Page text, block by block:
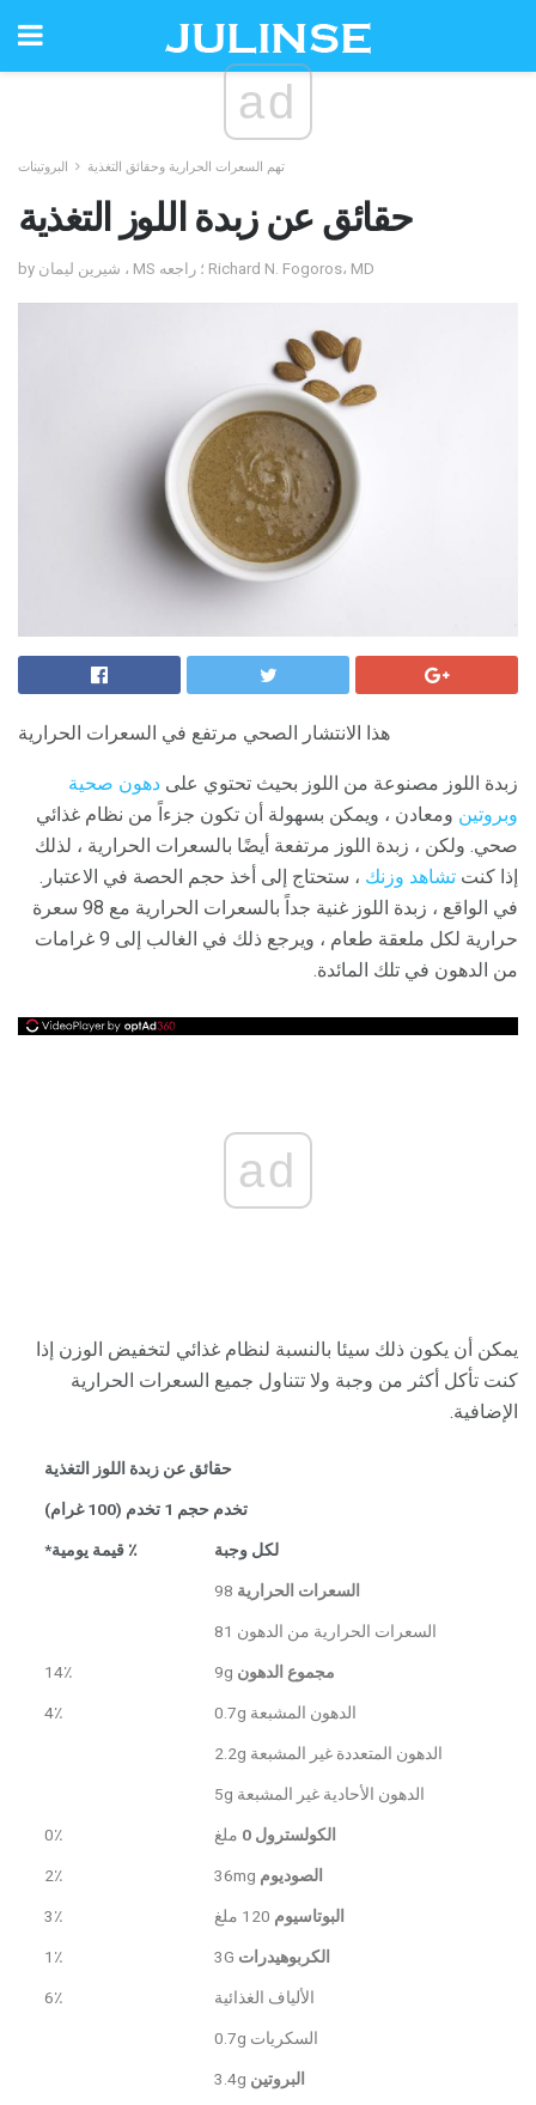
ad
تهم السعرات الحرارية وحقائق التغذية البروتينات
حقائق عن زبدة اللوز التغذية
by شيرين ليمان ، MS ؛ راجعه Richard N. Fogoros، MD
هذا الانتشار الصحي مرتفع في السعرات الحرارية
زبدة اللوز مصنوعة من اللوز بحيث تحتوي على دهون صحية
وبروتين ومعادن ، ويمكن بسهولة أن تكون جزءاً من نظام غذائي
صحي. ولكن ، زبدة اللوز مرتفعة أيضًا بالسعرات الحرارية ، لذلك
إذا كنت تشاهد وزنك ، ستحتاج إلى أخذ حجم الحصة في الاعتبار.
في الواقع ، زبدة اللوز غنية جداً بالسعرات الحرارية مع 98 سعرة
حرارية لكل ملعقة طعام ، ويرجع ذلك في الغالب إلى 9 غرامات
من الدهون في تلك المائدة.
ad
يمكن أن يكون ذلك سيئا بالنسبة لنظام غذائي لتخفيض الوزن إذا
كنت تأكل أكثر من وجبة ولا تتناول جميع السعرات الحرارية
الإضافية.
حقائق عن زبدة اللوز التغذية
تخدم حجم 1 تخدم (100 غرام)
لكل وجبة ٪ قيمة يومية*
السعرات الحرارية
السعرات الحرارية من الدهون 81
مجموع الدهون 14٪
الدهون المشبعة 0.7g 4٪
الدهون المتعددة غير المشبعة 2.2g
الدهون الأحادية غير المشبعة 5g
الكولسترول 0 ملغ 0٪
الصوديوم 2٪
البوتاسيوم 3٪
الكربوهيدرات 1٪
الألياف الغذائية 6٪
السكريات 0.7g
البروتين